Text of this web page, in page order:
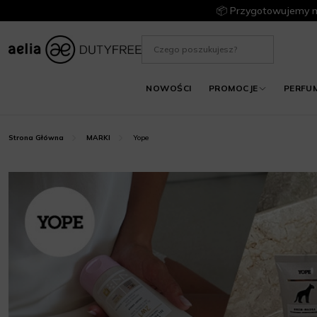
📦 Przygotowujemy
NOWOŚCI PROMOCJE
Strona Główna MARKI Yope